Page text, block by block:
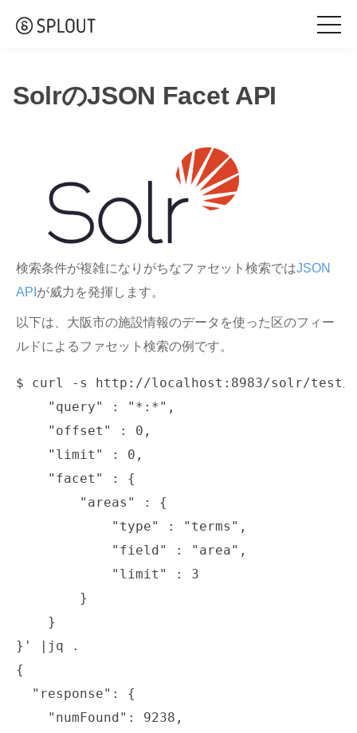
SolrのJSON Facet API
検索条件が複雑になりがちなファセット検索ではJSON
API が威力を発揮します。
以下は、大阪市の施設情報のデータを使った区のフィー
ルドによるファセット検索の例です。
$ curl -s http://localhost:8983/solr/test/
    "query" : "*:*",
    "offset" : 0,
    "limit" : 0,
    "facet" : {
        "areas" : {
            "type" : "terms",
            "field" : "area",
            "limit" : 3
        }
    }
}' |jq .
{
  "response": {
    "numFound": 9238,